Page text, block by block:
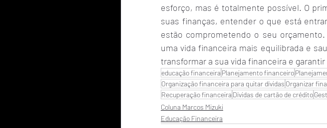
esforço, mas é totalmente possível. O
suas finanças, entender o que está
estão comprometendo o seu
uma vida financeira mais equilibrada e
transformar a sua vida financeira e
educação financeira Planejamento financeiro
Organização financeira para quitar dívidas Organizar
Recuperação financeira Dívidas de cartão de crédito
Coluna Marcos Mizuki
Educação Financeira